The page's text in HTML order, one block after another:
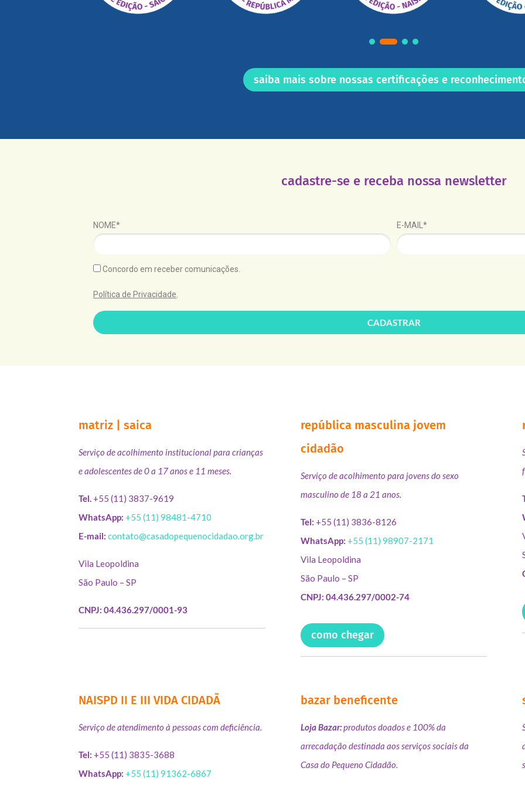
saiba mais sobre nossas certificações e
cadastre-se e receba nossa newsletter
NOME* E-MAIL*
Concordo em receber comunicações.
Política de Privacidade.
CADASTRAR
matriz | saica
Serviço de acolhimento institucional para crianças
e adolescentes de 0 a 17 anos e 11 meses.
Tel. +55 (11) 3837-9619
WhatsApp: +55 (11) 98481-4710
E-mail: contato@casadopequenocidadao.org.br
Vila Leopoldina
São Paulo – SP
CNPJ: 04.436.297/0001-93
república masculina jovem
cidadão
Serviço de acolhimento para jovens do sexo
masculino de 18 a 21 anos.
Tel: +55 (11) 3836-8126
WhatsApp: +55 (11) 98907-2171
Vila Leopoldina
São Paulo – SP
CNPJ: 04.436.297/0002-74
como chegar
NAISPD II E III VIDA CIDADÃ
Serviço de atendimento à pessoas com deficiência.
Tel: +55 (11) 3835-3688
WhatsApp: +55 (11) 91362-6867
bazar beneficente
Loja Bazar:produtos doados e 100% da
arrecadação destinada aos serviços sociais da
Casa do Pequeno Cidadão.